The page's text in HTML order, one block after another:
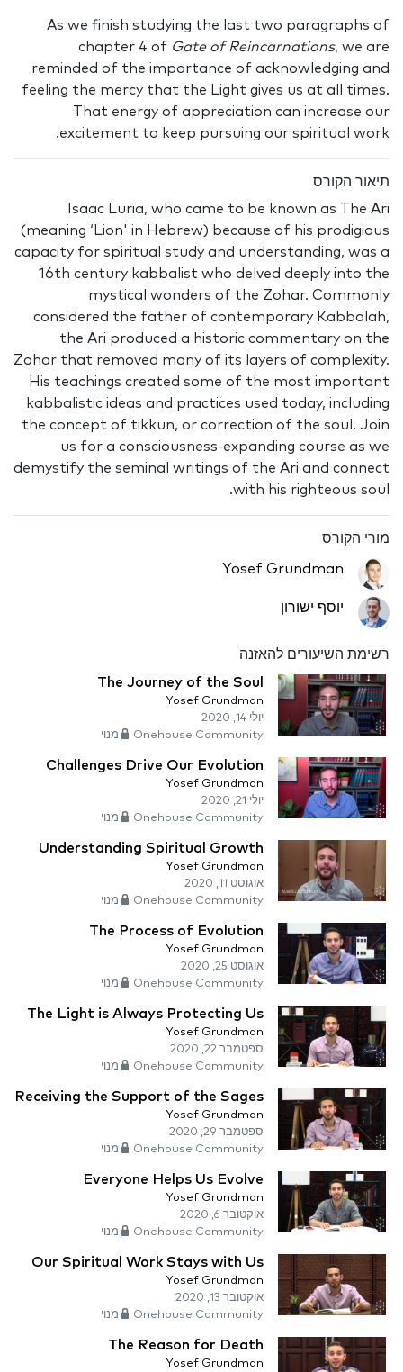
As we finish studying the last two paragraphs of
chapter 4 of Gate of Reincarnations, we are
reminded of the importance of acknowledging and
feeling the mercy that the Light gives us at all times.
That energy of appreciation can increase our
excitement to keep pursuing our spiritual work.
תיאור הקורס
Isaac Luria, who came to be known as The Ari
(meaning ‘Lion' in Hebrew) because of his prodigious
capacity for spiritual study and understanding, was a
16th century kabbalist who delved deeply into the
mystical wonders of the Zohar. Commonly
considered the father of contemporary Kabbalah,
the Ari produced a historic commentary on the
Zohar that removed many of its layers of complexity.
His teachings created some of the most important
kabbalistic ideas and practices used today, including
the concept of tikkun, or correction of the soul. Join
us for a consciousness-expanding course as we
demystify the seminal writings of the Ari and connect
with his righteous soul.
מורי הקורס
Yosef Grundman
יוסף ישורון
רשימת השיעורים להאזנה
The Journey of the Soul
Yosef Grundman
יולי 14, 2020
Onehouse Community מנוי
Challenges Drive Our Evolution
Yosef Grundman
יולי 21, 2020
Onehouse Community מנוי
Understanding Spiritual Growth
Yosef Grundman
אוגוסט 11, 2020
Onehouse Community מנוי
The Process of Evolution
Yosef Grundman
אוגוסט 25, 2020
Onehouse Community מנוי
The Light is Always Protecting Us
Yosef Grundman
ספטמבר 22, 2020
Onehouse Community מנוי
Receiving the Support of the Sages
Yosef Grundman
ספטמבר 29, 2020
Onehouse Community מנוי
Everyone Helps Us Evolve
Yosef Grundman
אוקטובר 6, 2020
Onehouse Community מנוי
Our Spiritual Work Stays with Us
Yosef Grundman
אוקטובר 13, 2020
Onehouse Community מנוי
The Reason for Death
Yosef Grundman